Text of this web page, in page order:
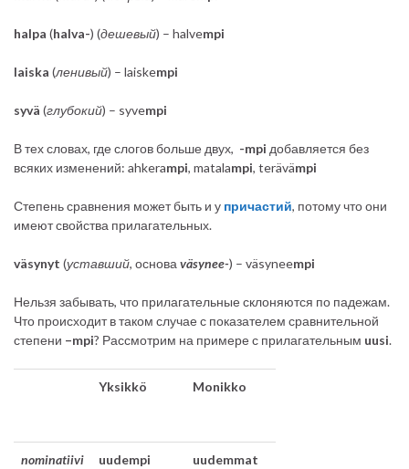
halpa (halva-) (дешевый) – halvempi
laiska (ленивый) – laiskempi
syvä (глубокий) – syvempi
В тех словах, где слогов больше двух, -mpi добавляется без
всяких изменений: ahkerampi, matalampi, terävämpi
Степень сравнения может быть и у причастий, потому что они
имеют свойства прилагательных.
väsynyt (уставший, основа väsynee-) – väsyneempi
Нельзя забывать, что прилагательные склоняются по падежам.
Что происходит в таком случае с показателем сравнительной
степени –mpi? Рассмотрим на примере с прилагательным uusi.
Yksikkö Monikko
nominatiivi uudempi uudemmat